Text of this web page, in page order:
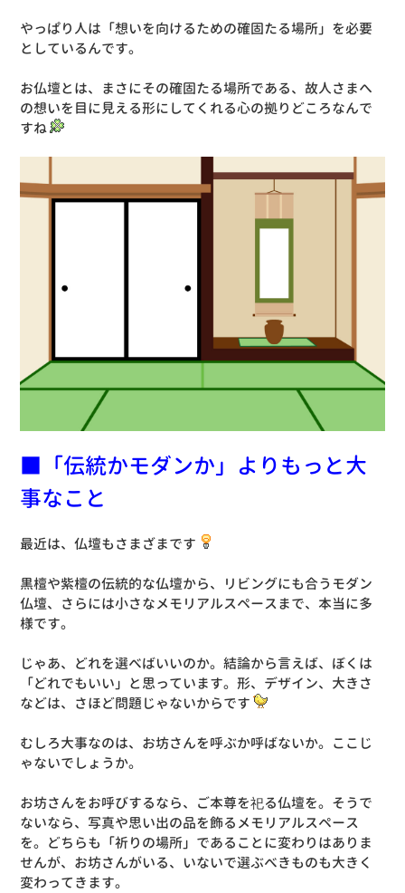
やっぱり人は「想いを向けるための確固たる場所」を必要
としているんです。
お仏壇とは、まさにその確固たる場所である、故人さまへ
の想いを目に見える形にしてくれる心の拠りどころなんで
すね
■「伝統かモダンか」よりもっと大
事なこと
最近は、仏壇もさまざまです
黒檀や紫檀の伝統的な仏壇から、リビングにも合うモダン
仏壇、さらには小さなメモリアルスペースまで、本当に多
様です。
じゃあ、どれを選べばいいのか。結論から言えば、ぼくは
「どれでもいい」と思っています。形、デザイン、大きさ
などは、さほど問題じゃないからです
むしろ大事なのは、お坊さんを呼ぶか呼ばないか。ここじ
ゃないでしょうか。
お坊さんをお呼びするなら、ご本尊を祀る仏壇を。そうで
ないなら、写真や思い出の品を飾るメモリアルスペース
を。どちらも「祈りの場所」であることに変わりはありま
せんが、お坊さんがいる、いないで選ぶべきものも大きく
変わってきます。